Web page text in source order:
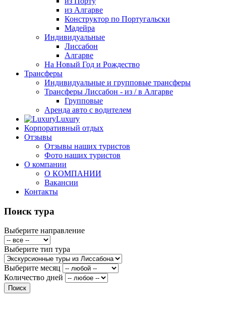
из Алгарве
Конструктор по Португальски
Мадейра
Индивидуальные
Лиссабон
Алгарве
На Новый Год и Рождество
Трансферы
Индивидуальные и групповые трансферы
Трансферы Лиссабон - из / в Алгарве
Групповые
Аренда авто с водителем
Luxury
Корпоративный отдых
Отзывы
Отзывы наших туристов
Фото наших туристов
О компании
О КОМПАНИИ
Вакансии
Контакты
Поиск тура
Выберите направление
Выберите тип тура
Выберите месяц
Количество дней